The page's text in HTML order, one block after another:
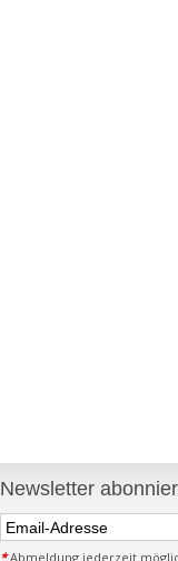
Newsletter
*Abmeldung jederzeit